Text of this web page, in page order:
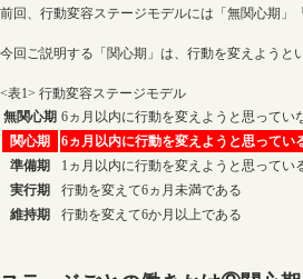
前回、行動変容ステージモデルには「無関心期」
今回ご説明する「関心期」は、行動を変えようと
<表1> 行動変容ステージモデル
無関心期 6ヵ月以内に行動を変えようと思ってい
関心期
6ヵ月以内に行動を変えようと思ってい
準備期
1ヵ月以内に行動を変えようと思ってい
実行期
行動を変えて6ヵ月未満である
維持期
行動を変えて6か月以上である